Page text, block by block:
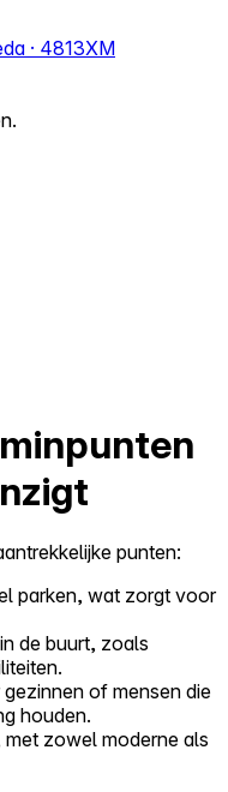
· 4813XM
punten:
parken, wat zorgt voor
de buurt, zoals
of mensen die
houden.
zowel moderne als